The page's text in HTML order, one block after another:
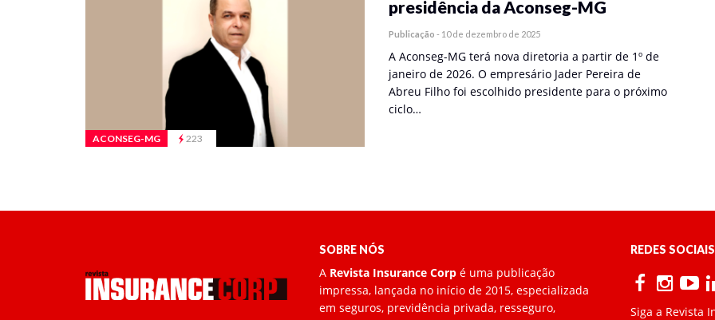
ACONSEG-MG 223
presidência da Aconseg-MG
Publicação - 10 de dezembro de 2025
A Aconseg-MG terá nova diretoria a partir de 1º de
janeiro de 2026. O empresário Jader Pereira de
Abreu Filho foi escolhido presidente para o próximo
ciclo…
SOBRE NÓS
A Revista Insurance Corpé uma publicação
impressa, lançada no início de 2015, especializada
em seguros, previdência privada, resseguro,
REDES SOCIAIS
Siga a Revista